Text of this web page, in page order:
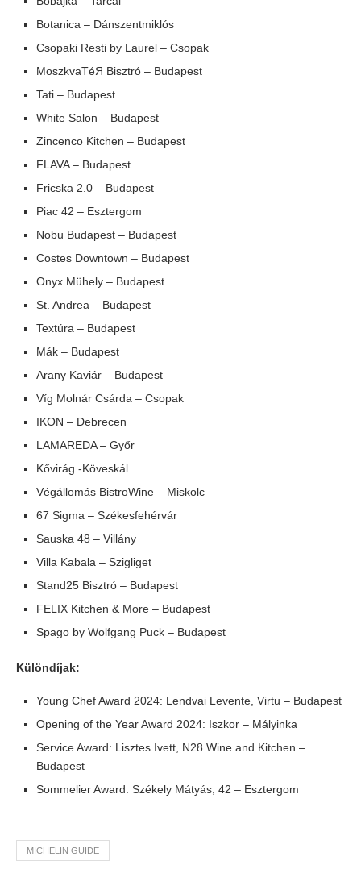
Botanica – Dánszentmiklós
Csopaki Resti by Laurel – Csopak
MoszkvaTéЯ Bisztró – Budapest
Tati – Budapest
White Salon – Budapest
Zincenco Kitchen – Budapest
FLAVA – Budapest
Fricska 2.0 – Budapest
Piac 42 – Esztergom
Nobu Budapest – Budapest
Costes Downtown – Budapest
Onyx Mühely – Budapest
St. Andrea – Budapest
Textúra – Budapest
Mák – Budapest
Arany Kaviár – Budapest
Víg Molnár Csárda – Csopak
IKON – Debrecen
LAMAREDA – Győr
Kővirág -Köveskál
Végállomás BistroWine – Miskolc
67 Sigma – Székesfehérvár
Sauska 48 – Villány
Villa Kabala – Szigliget
Stand25 Bisztró – Budapest
FELIX Kitchen & More – Budapest
Spago by Wolfgang Puck – Budapest
Különdíjak:
Young Chef Award 2024: Lendvai Levente, Virtu – Budapest
Opening of the Year Award 2024: Iszkor – Mályinka
Service Award: Lisztes Ivett, N28 Wine and Kitchen –
Budapest
Sommelier Award: Székely Mátyás, 42 – Esztergom
MICHELIN GUIDE